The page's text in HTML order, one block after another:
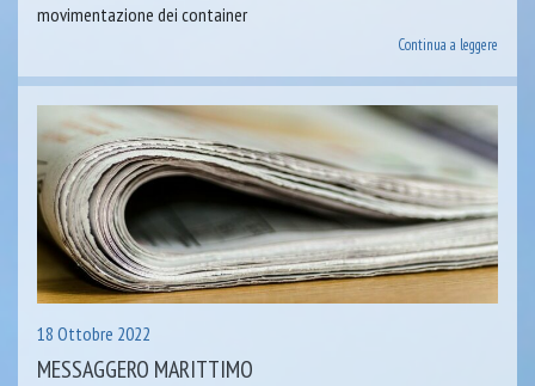
movimentazione dei container
Continua a leggere
18 Ottobre 2022
MESSAGGERO MARITTIMO